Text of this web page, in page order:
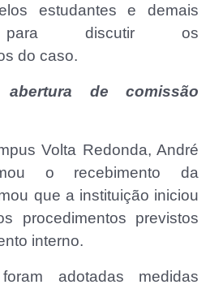
estudantes e demais
para discutir os
do caso.
de comissão
Volta Redonda, André
o recebimento da
que a instituição iniciou
procedimentos previstos
interno.
adotadas medidas